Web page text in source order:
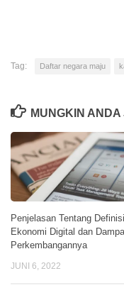
Tag: Daftar negara maju
MUNGKIN
Penjelasan Tentang Definisi
Ekonomi Digital dan
Perkembangannya
JUNI 6, 2022